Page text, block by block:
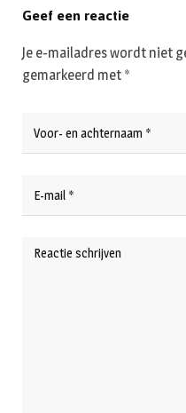
Geef een reactie
Je e-mailadres wordt niet
gemarkeerd met *